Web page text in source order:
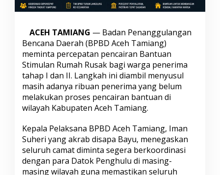
a
n
u
a
R
u
m
a
h
,
B
B
D
A
c
e
ACEH TAMIANG — Badan Penanggulangan
Bencana Daerah (BPBD Aceh Tamiang)
meminta percepatan pencairan Bantuan
Stimulan Rumah Rusak bagi warga penerima
tahap I dan II. Langkah ini diambil menyusul
masih adanya ribuan penerima yang belum
melakukan proses pencairan bantuan di
wilayah Kabupaten Aceh Tamiang.
Kepala Pelaksana BPBD Aceh Tamiang, Iman
Suheri yang akrab disapa Bayu, menegaskan
seluruh camat diminta segera berkoordinasi
dengan para Datok Penghulu di masing-
masing wilayah guna memastikan seluruh